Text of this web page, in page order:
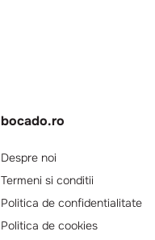
bocado.ro
Despre noi
Termeni si conditii
Politica de confidentialitate
Politica de cookies